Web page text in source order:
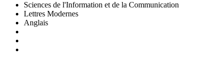
Sciences de l'Information et de la Communication
Lettres Modernes
Anglais